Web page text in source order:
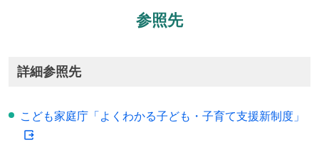
参照先
詳細参照先
こども家庭庁「よくわかる子ども・子育て支援新制度」